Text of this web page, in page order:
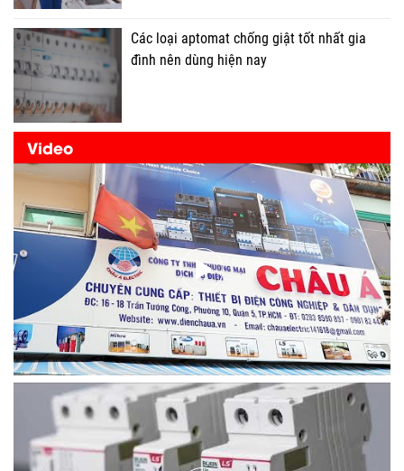
Các loại aptomat chống giật tốt nhất gia
đình nên dùng hiện nay
Video